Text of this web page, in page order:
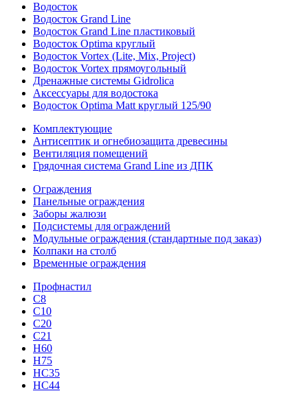
Водосток
Водосток Grand Line
Водосток Grand Line пластиковый
Водосток Optima круглый
Водосток Vortex (Lite, Mix, Project)
Водосток Vortex прямоугольный
Дренажные системы Gidrolica
Аксессуары для водостока
Водосток Optima Matt круглый 125/90
Комплектующие
Антисептик и огнебиозащита древесины
Вентиляция помещений
Грядочная система Grand Line из ДПК
Ограждения
Панельные ограждения
Заборы жалюзи
Подсистемы для ограждений
Модульные ограждения (стандартные под заказ)
Колпаки на столб
Временные ограждения
Профнастил
С8
С10
С20
С21
H60
H75
HС35
НС44